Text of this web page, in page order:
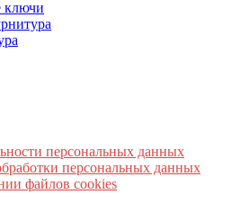
ключи
персональных данных
персональных данных
файлов cookies